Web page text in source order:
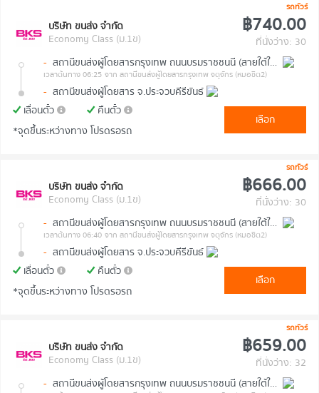
รถทัวร์
บริษัท ขนส่ง จำกัด
Economy Class (ม.1ข)
฿740.00
ที่นั่งว่าง: 30
-
สถานีขนส่งผู้โดยสารกรุงเทพ ถนนบรมราชชนนี (สายใต้ใหม่)
เวลาต้นทาง 06:25 จาก สถานีขนส่งผู้โดยสารกรุงเทพ จตุจักร (หมอชิต2)
- สถานีขนส่งผู้โดยสาร จ.ประจวบคีรีขันธ์
เลื่อนตั๋ว
คืนตั๋ว
*จุดขึ้นระหว่างทาง โปรดรอรถ
เลือก
รถทัวร์
บริษัท ขนส่ง จำกัด
Economy Class (ม.1ข)
฿666.00
ที่นั่งว่าง: 30
-
สถานีขนส่งผู้โดยสารกรุงเทพ ถนนบรมราชชนนี (สายใต้ใหม่)
เวลาต้นทาง 06:40 จาก สถานีขนส่งผู้โดยสารกรุงเทพ จตุจักร (หมอชิต2)
- สถานีขนส่งผู้โดยสาร จ.ประจวบคีรีขันธ์
เลื่อนตั๋ว
คืนตั๋ว
*จุดขึ้นระหว่างทาง โปรดรอรถ
เลือก
รถทัวร์
บริษัท ขนส่ง จำกัด
Economy Class (ม.1ข)
฿659.00
ที่นั่งว่าง: 32
-
สถานีขนส่งผู้โดยสารกรุงเทพ ถนนบรมราชชนนี (สายใต้ใหม่)